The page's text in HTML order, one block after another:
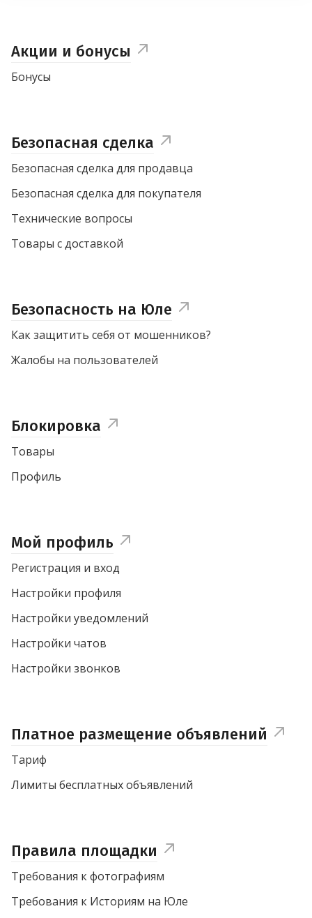
Акции и бонусы
Бонусы
Безопасная сделка
Безопасная сделка для продавца
Безопасная сделка для покупателя
Технические вопросы
Товары с доставкой
Безопасность на Юле
Как защитить себя от мошенников?
Жалобы на пользователей
Блокировка
Товары
Профиль
Мой профиль
Регистрация и вход
Настройки профиля
Настройки уведомлений
Настройки чатов
Настройки звонков
Платное размещение объявлений
Тариф
Лимиты бесплатных объявлений
Правила площадки
Требования к фотографиям
Требования к Историям на Юле